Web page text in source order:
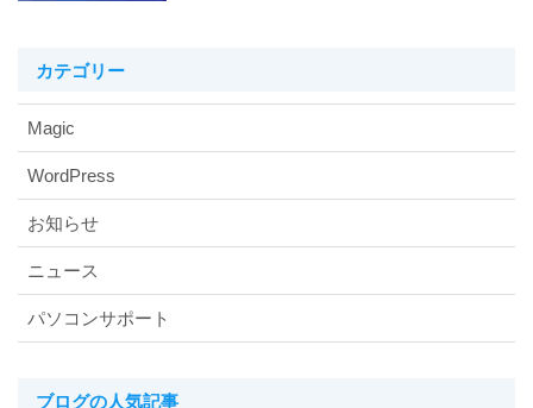
カテゴリー
Magic
WordPress
お知らせ
ニュース
パソコンサポート
ブログの人気記事